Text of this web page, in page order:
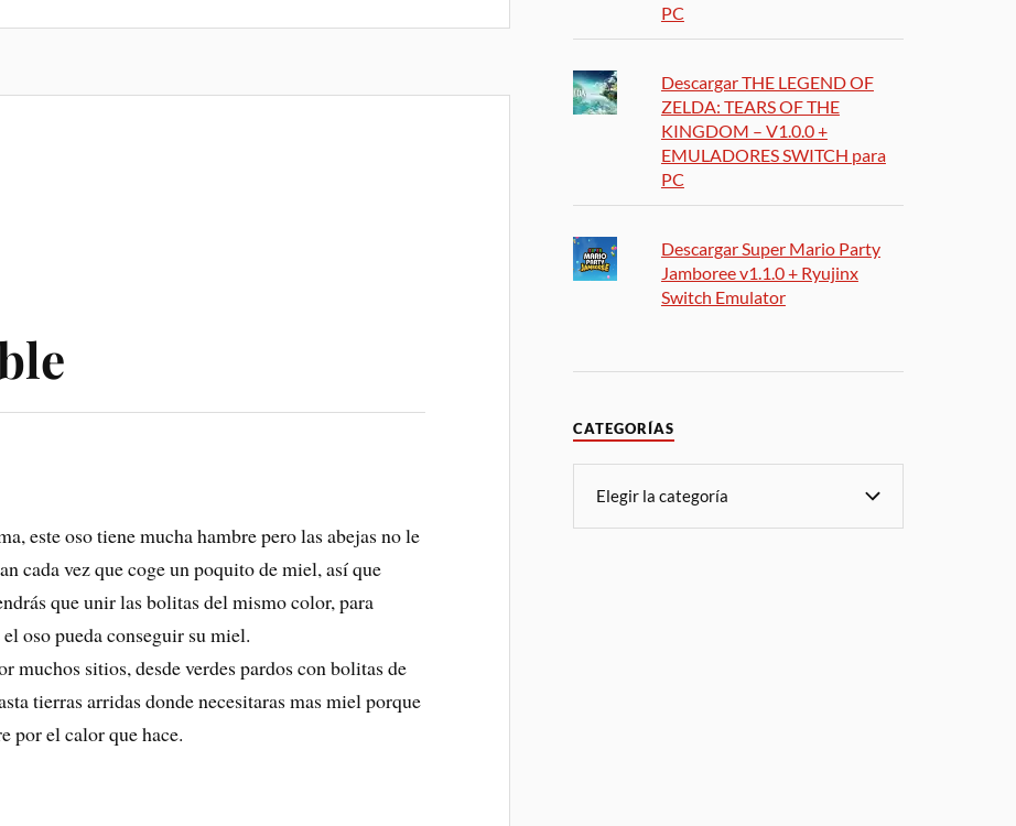
este oso tiene mucha hambre pero las abejas no le
cada vez que coge un poquito de miel, así que
que unir las bolitas del mismo color, para
oso pueda conseguir su miel.
muchos sitios, desde verdes pardos con bolitas de
tierras arridas donde necesitaras mas miel porque
por el calor que hace.
PC
Descargar THE LEGEND OF
ZELDA: TEARS OF THE
KINGDOM – V1.0.0 +
EMULADORES SWITCH para
PC
Descargar Super Mario Party
Jamboree v1.1.0 + Ryujinx
Switch Emulator
CATEGORÍAS